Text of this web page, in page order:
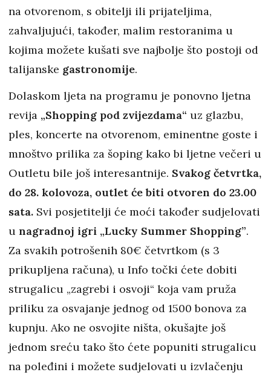
na otvorenom, s obitelji ili prijateljima,
zahvaljujući, također, malim restoranima u
kojima možete kušati sve najbolje što postoji od
talijanske gastronomije.
Dolaskom ljeta na programu je ponovno ljetna
revija „Shopping pod zvijezdama“ uz glazbu,
ples, koncerte na otvorenom, eminentne goste i
mnoštvo prilika za šoping kako bi ljetne večeri u
Outletu bile još interesantnije. Svakog četvrtka,
do 28. kolovoza, outlet će biti otvoren do 23.00
sata. Svi posjetitelji će moći također sudjelovati
u nagradnoj igri „Lucky Summer Shopping”.
Za svakih potrošenih 80€ četvrtkom (s 3
prikupljena računa), u Info točki ćete dobiti
strugalicu „zagrebi i osvoji“ koja vam pruža
priliku za osvajanje jednog od 1500 bonova za
kupnju. Ako ne osvojite ništa, okušajte još
jednom sreću tako što ćete popuniti strugalicu
na poleđini i možete sudjelovati u izvlačenju